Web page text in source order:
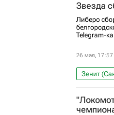
Звезда
Либеро
Telegram-
26 мая, 17:57
Зенит